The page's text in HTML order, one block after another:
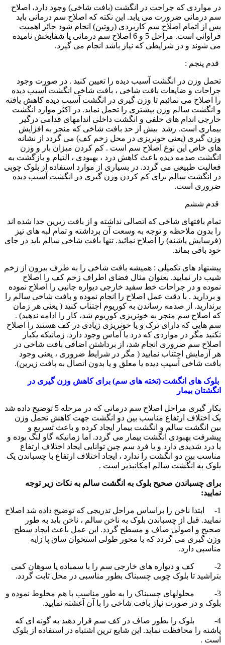
در مواردی که جراحت در انگشت (بافت شاخی) وجود دارد، اصلاح
سم درمانی ضرورت می یابد. این نکته که اصلاح سم درمانی باید
پس از اتمام اصلاح سم کاربردی (روتین) انجام شود حائز اهمیت
فراوانی است. مراحل 5 و 6 اصلاح سم درمانی یا شفابخش نامیده
می شوند و در شرایطی که نیاز باشد انجام می گیرد.
قدم پنجم :
تحمل وزن در انگشت آسیب دیده را تعیین کنید . در صورت وجود
جراحات و ضایعات بافت شاخی ، بافت شاخی انگشت آسیب دیده
را اصلاح می نمائیم تا وزن گیری در انگشت آسیب دیده کاهش یافته
و انگشت سالم وزن بیشتری را تحمل نماید. در اکثر موارد انگشت
خارجی اندام های خلفی و انگشت داخلی اندامهای قدامی درگیر
بیماری است. رشد بیش از حد بافت شاخی که منجر به افزایش
وزن گیری (یعنی خونریزی در محل زخم کف) می گردد از نشانه
های خاص این نوع اصلاح سم است . کم کردن میزان بار و وزن
انگشت صدمه دیده باعث کاهش درد ، بهبودی ، التیام و بازگشت به
فعالیت طبیعی می گردد. در بسیاری از موارد استفاده از بلوک چوبی
در انگشت سالم برای کم کردن وزن گیری در انگشت آسیب دیده
ضروری است.
قدم ششم
تمام بافتهای شاخی که اتصالی نداشته و از بافت زیرین جدا شده اند
را بدون ملاحظه و توجه به وسعت آن برداشته و تمام لبه های تیز
(فرسایش پاشنه) را اصلاح نمائید. تنها بافت شاخی سالم باید در جای
خود باقی بماند.
پیشنهاد های تکمیلی : همیشه بافت شاخی را به طرف بیرون از زخم
شیب دار نمایید. بعنوان مثال فضای اطراف زخم کف را اصلاح
نموده و در جراحات خط سفید خارجی دیواره جانبی را اصلاح نموده
و بردارید . با دقت عمل اصلاح را انجام نموده و بافت شاخی سالم را
برندارید. از صدمه رساندن به کوریوم اجتناب کنید ( یعنی هر زمان
که اصلاح سم منجر به خونریزی کوریوم شد، کار را ادامه ندهید) .
سم هایی که دارای ترک و یا خونریزی زیادی در کف هستند را اصلاح
نکنید مگر در مواردی که درد یا آماس وجود دارد. زمانیکه یکبار
اصلاح سم ضروری انجام شد، از برداشتن اضافی بافت شاخی در
هر آزمایش اجتناب نمایید ( مگر در شرایط ضروری ، یعنی وجود
بافت شاخی آسیب دیده یا معلق و یا بدون اتصال به بافت زیرین).
بلوک های انگشت (تخته های سم) برای کاهش وزن گیری در
انگشتان بیمار
بکار گیری مراحل اصلاح سم درمانی که در مرحله 5 توضیح داده شد
یک اختلاف ارتفاع مناسب بین دو انگشت جهت کاهش تحمل وزن
بین انگشت سالم و انگشت بیمار ایجاد کرده و باعث تسریع و
پیشرفت بهبودی انگشت بیمار می گردد. اما زمانیکه گاو لنگ بوده و
یا درد شدیدی دارد و یا فرد سم چین توانایی ایجاد اختلاف ارتفاع
مناسب بین دو انگشت را ندارد ، ایجاد اختلاف ارتفاع با چسباندن یک
بلوک به انگشت سالم امکانپذیر است .
برای چسباندن صحیح بلوک به انگشت سالم به نکات زیر توجه
نمایید:
1- ابتدا ناخن را براساس مراحل تدریجی که توضیح داده شد اصلاح
نمایید. قبل از چسباندن بلوک به ناخن سالم ، ناخن باید به طور
صحیح و اصولی صاف و مسطح گردد. این عمل باعث ایجاد سطح
وزن گیری می گردد که با محور طولی استخوان ساق پا زایه
مناسبی دارد.
2- کف و دیواره های خارجی سم را با سمباده یا سوهان کمی
بتراشید تا بلوک چوبی چسبناک بطور مناسبی در محل ثابت گردد.
3- محلولهای چسبناک را به طور مناسب با هم مخلوط نموده و
بلوک و در صورت نیاز بافت شاخی را با آن آغشته نمایید.
4- بلوک را بطور صاف در کف سم قرار دهید به گونه ای که
پاشنه را محافظت نماید. این شایع ترین اشتباه در استفاده از بلوک
است .